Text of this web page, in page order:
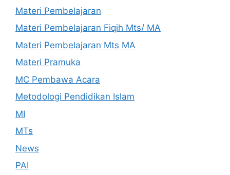
Materi Pembelajaran
Materi Pembelajaran Fiqih Mts/ MA
Materi Pembelajaran Mts MA
Materi Pramuka
MC Pembawa Acara
Metodologi Pendidikan Islam
MI
MTs
News
PAI